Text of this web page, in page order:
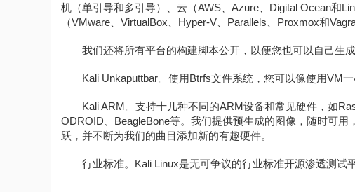
机（单引导和多引导）、云（AWS、Azure、Digital Ocean和
（VMware、VirtualBox、Hyper-V、Parallels、Proxmox和
我们还将所有平台的构建脚本公开，以便您也可以自己生成
Kali Unkaputtbar。使用Btrfs文件系统，您可以像使用VM
Kali ARM。支持十几种不同的ARM设备和常见硬件，如
ODROID、BeagleBone等。我们提供预生成的图像，随时可
跃，并不断为我们的曲目添加新的有趣硬件。
行业标准。Kali Linux是无可争议的行业标准开源渗透测试平